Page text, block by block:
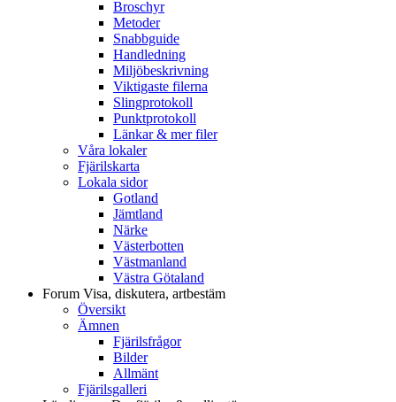
Broschyr
Metoder
Snabbguide
Handledning
Miljöbeskrivning
Viktigaste filerna
Slingprotokoll
Punktprotokoll
Länkar & mer filer
Våra lokaler
Fjärilskarta
Lokala sidor
Gotland
Jämtland
Närke
Västerbotten
Västmanland
Västra Götaland
Forum Visa, diskutera, artbestäm
Översikt
Ämnen
Fjärilsfrågor
Bilder
Allmänt
Fjärilsgalleri